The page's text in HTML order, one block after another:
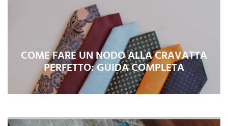
COME FARE UN NODO ALLA CRAVATTA
PERFETTO: GUIDA COMPLETA